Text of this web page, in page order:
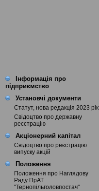
Інформація про
підприємство
Установчі документи
Статут, нова редакція 2023 рік
Свідоцтво про державну
реєстрацію
Акціонерний капітал
Свідоцтво про реєстрацію
випуску акцій
Положення
Положення про Наглядову
Раду ПрАТ
"Тернопільголовпостач"